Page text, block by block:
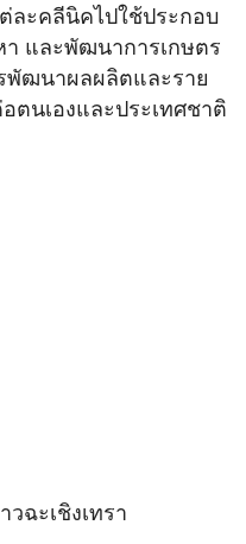
ละคลีนิคไปใช้ประกอบ
และพัฒนาการเกษตร
พัฒนาผลผลิตและราย
ตนเองและประเทศชาติ
ฉะเชิงเทรา